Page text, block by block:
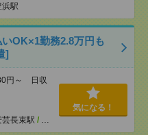
浜駅
OK×1勤務2.8万円も
]
円～ 日収
芸長束駅 / …
気になる！